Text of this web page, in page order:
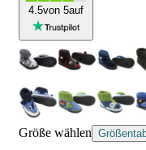
4.5von 5auf
Größe wählen